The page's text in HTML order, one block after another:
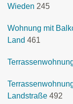
Wieden 245
Wohnung mit
Land 461
Landstraße 492